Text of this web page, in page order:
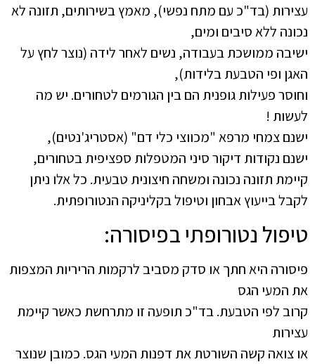
עצירות (בד"כ עם מתח נפשי), מאמץ בשירותים, תזונה לא
נכונה ללא סיבים ומים,
ישיבה ממושכת בעבודה, נשים לאחר לידה (נוצר לחץ על
האגן ופי הטבעת בלידות),
וחוסר פעילות גופנית הם בין הגורמים לטחורים. יש מה
לעשות !
ישנם צמחי מרפא "מכווצי כלי דם" (אסטריג'נטים),
ישנם נקודות דיקור סיני המטפלות ספציפית בטחורים,
קיימת תזונה נכונה ומשחה חיצונית טבעית. כל אלו ניתן
לקבל בייעוץ אבחון וטיפול בקליניקה הנטורופתית.
טיפול נטורופתי בפיסורה:
פיסורה היא חתך או סדק מסביב לרקמות הריריות המצפות
את המעי הגס
קרוב לפי הטבעת. בד"כ תופעה זו מתרחשת כאשר קיימת
עצירות
או צואה קשה השורטת את דפנות המעי הגס. כמובן שנוצר